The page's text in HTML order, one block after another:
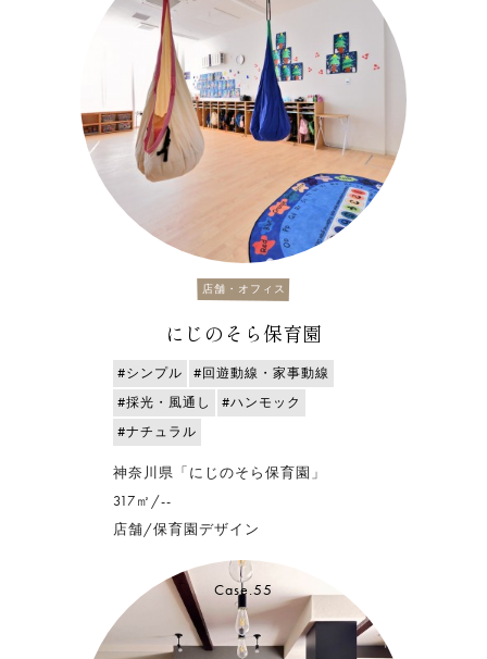
店舗・オフィス
にじのそら保育園
#シンプル
#回遊動線・家事動線
#採光・風通し
#ハンモック
#ナチュラル
神奈川県「にじのそら保育園」
317㎡/--
店舗/保育園デザイン
Case.55